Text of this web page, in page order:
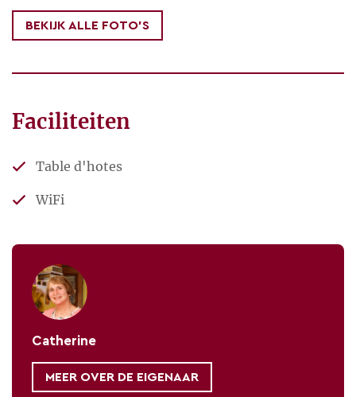
BEKIJK ALLE FOTO'S
Faciliteiten
Table d'hotes
WiFi
Catherine
MEER OVER DE EIGENAAR